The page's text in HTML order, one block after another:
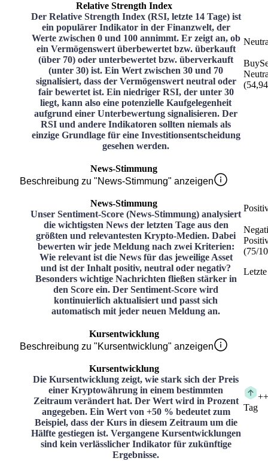
Relative Strength Index
Der Relative Strength Index (RSI, letzte 14 Tage) ist
ein populärer Indikator in der Finanzwelt, der
Werte zwischen 0 und 100 annimmt. Er zeigt an, ob
ein Vermögenswert überbewertet bzw. überkauft
(über 70) oder unterbewertet bzw. überverkauft
(unter 30) ist. Ein Wert zwischen 30 und 70
signalisiert, dass der Vermögenswert neutral oder
fair bewertet ist. Ein niedriger RSI, der unter 30
liegt, kann also eine potenzielle Kaufgelegenheit
aufgrund einer Unterbewertung signalisieren. Der
RSI und andere Indikatoren sollten niemals als
einzige Grundlage für eine Investitionsentscheidung
gesehen werden.
Buy
(54,94
News-Stimmung
Beschreibung zu "News-Stimmung" anzeigen
News-Stimmung
Unser Sentiment-Score (News-Stimmung) analysiert
die wichtigsten News der letzten Tage aus den
größten und relevantesten Krypto-Medien. Dabei
bewerten wir jede Meldung nach zwei Kriterien:
Wie relevant ist die News für das jeweilige Asset
und ist der Inhalt positiv, neutral oder negativ?
Besonders wichtige Nachrichten fließen stärker in
den Score ein. Der Sentiment-Score wird
kontinuierlich aktualisiert und passt sich
automatisch mit jeder neuen Meldung an.
(75/
Kursentwicklung
Beschreibung zu "Kursentwicklung" anzeigen
Kursentwicklung
Die Kursentwicklung zeigt, wie stark sich der Preis
einer Kryptowährung in einem bestimmten
Zeitraum verändert hat. Der Wert wird in Prozent
angegeben. Ein Wert von +50 % bedeutet zum
Beispiel, dass der Kurs in diesem Zeitraum um die
Hälfte gestiegen ist. Vergangene Kursentwicklungen
sind kein verlässlicher Indikator für zukünftige
Ergebnisse.
+
Tag